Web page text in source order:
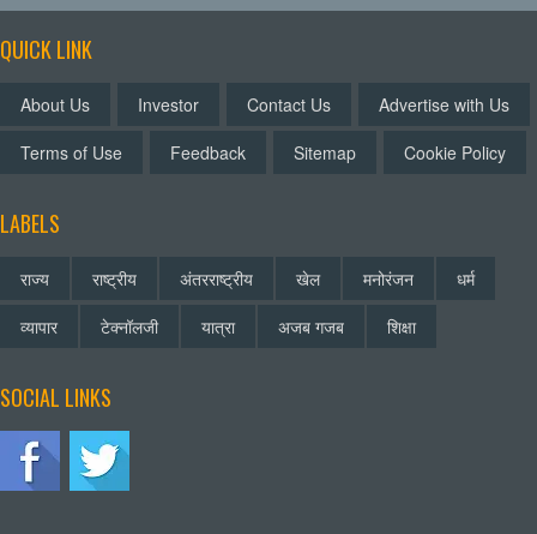
QUICK LINK
About Us Investor Contact Us
Advertise with Us
Terms of Use
Feedback Sitemap Cookie Policy
LABELS
राज्य राष्ट्रीय अंतरराष्ट्रीय खेल मनोरंजन
धर्म
व्यापार
टेक्नॉलजी यात्रा अजब गजब शिक्षा
SOCIAL LINKS